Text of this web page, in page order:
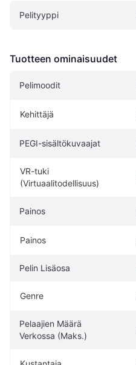
Pelityyppi
Tuotteen ominaisuudet
Pelimoodit
Kehittäjä
PEGI-sisältökuvaajat
VR-tuki
(Virtuaalitodellisuus)
Painos
Painos
Pelin Lisäosa
Genre
Pelaajien Määrä
Verkossa (Maks.)